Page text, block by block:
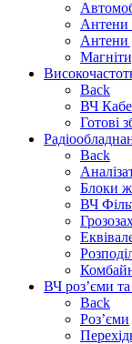
Антени
Антени
Back
ВЧ
Готові
Back
Блоки
ВЧ
ВЧ роз’єми
Back
Роз’єми